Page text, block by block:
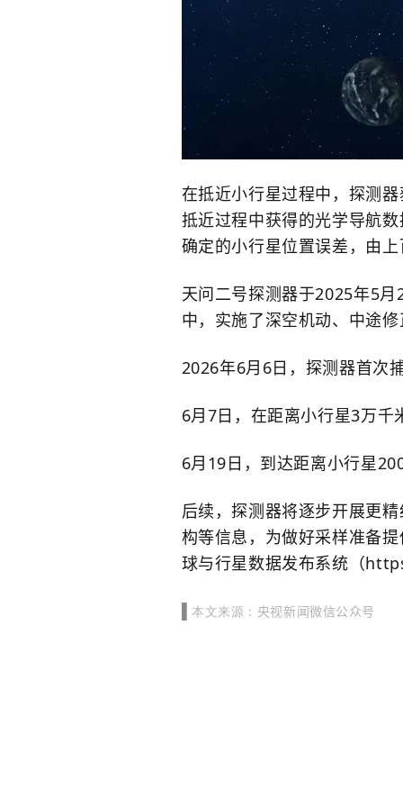
在抵近小行星过程中，探测
抵近过程中获得的光学导航
确定的小行星位置误差，由
天问二号探测器于2025年5
中，实施了深空机动、中途
2026年6月6日，探测器首次
6月7日，在距离小行星3万
6月19日，到达距离小行星
后续，探测器将逐步开展更
构等信息，为做好采样准备
球与行星数据发布系统（
▌本文来源： 央视新闻微信公众号